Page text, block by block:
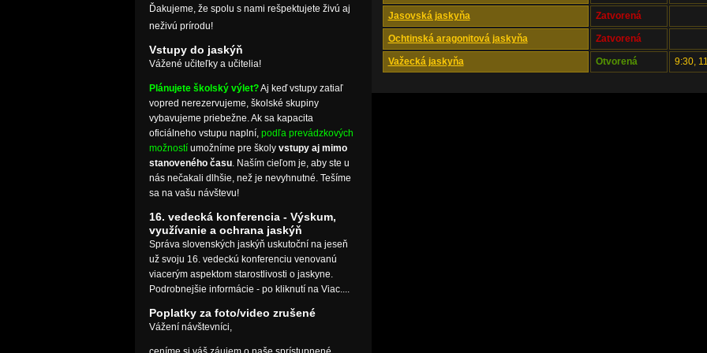
Jasovská jaskyňa Zatvorená
Ochtinská aragonitová jaskyňa Zatvorená
Važecká jaskyňa Otvorená 9:30,
Ďakujeme, že spolu s nami rešpektujete živú aj
neživú prírodu!
Vstupy do jaskýň
Vážené učiteľky a učitelia!
Plánujete školský výlet?Aj keď vstupy zatiaľ
vopred nerezervujeme, školské skupiny
vybavujeme priebežne. Ak sa kapacita
oficiálneho vstupu naplní, podľa prevádzkových
možnostíumožníme pre školy vstupy aj mimo
stanoveného času. Naším cieľom je, aby ste u
nás nečakali dlhšie, než je nevyhnutné. Tešíme
sa na vašu návštevu!
16. vedecká konferencia - Výskum,
využívanie a ochrana jaskýň
Správa slovenských jaskýň uskutoční na jeseň
už svoju 16. vedeckú konferenciu venovanú
viacerým aspektom starostlivosti o jaskyne.
Podrobnejšie informácie - po kliknutí na Viac....
Poplatky za foto/video zrušené
Vážení návštevníci,